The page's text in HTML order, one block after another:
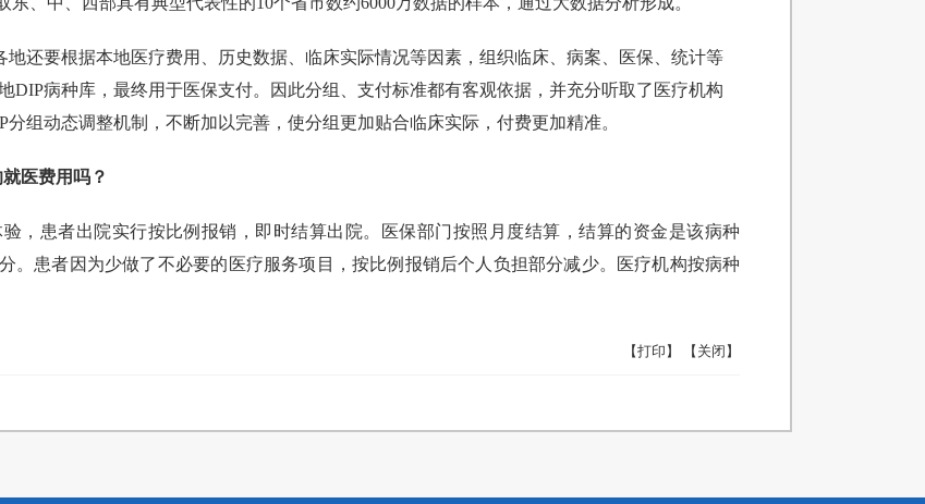
地还要根据本地医疗费用、历史数据、临床实际情况等因素，组织临床、病案、医保、统计等
DIP病种库，最终用于医保支付。因此分组、支付标准都有客观依据，并充分听取了医疗机构
组动态调整机制，不断加以完善，使分组更加贴合临床实际，付费更加精准。
医费用吗？
，患者出院实行按比例报销，即时结算出院。医保部门按照月度结算，结算的资金是该病种
。患者因为少做了不必要的医疗服务项目，按比例报销后个人负担部分减少。医疗机构按病种
【打印】 【关闭】